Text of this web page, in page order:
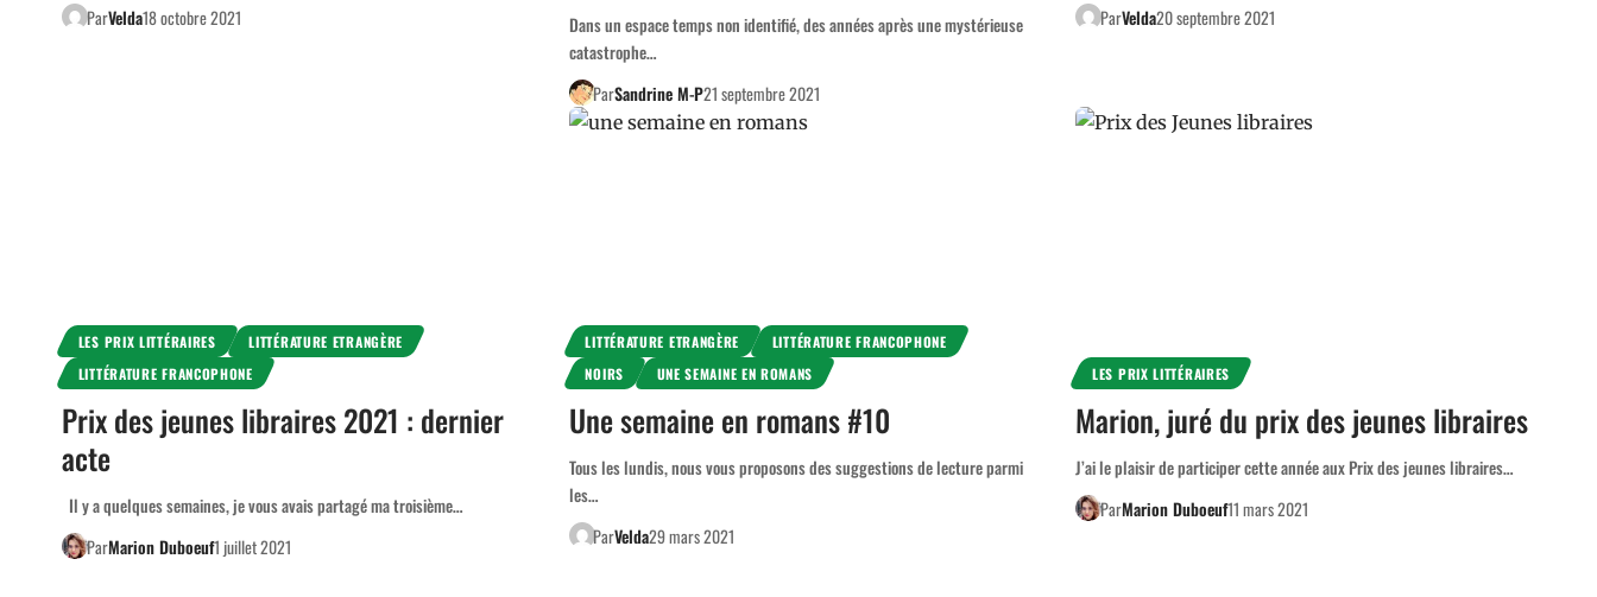
ParVelda18 octobre 2021
Dans un espace temps non identifié, des années après une mystérieuse
catastrophe…
ParSandrine M-P21 septembre 2021
ParVelda20 septembre 2021
LES PRIX LITTÉRAIRES
LITTÉRATURE ETRANGÈRE
LITTÉRATURE FRANCOPHONE
Prix des jeunes libraires 2021 : dernier
acte
Il y a quelques semaines, je vous avais partagé ma troisième…
ParMarion Duboeuf1 juillet 2021
LITTÉRATURE ETRANGÈRE
LITTÉRATURE FRANCOPHONE
NOIRS
UNE SEMAINE EN ROMANS
Une semaine en romans #10
Tous les lundis, nous vous proposons des suggestions de lecture parmi
les…
ParVelda29 mars 2021
LES PRIX LITTÉRAIRES
Marion, juré du prix des jeunes libraires
J’ai le plaisir de participer cette année aux Prix des jeunes libraires…
ParMarion Duboeuf11 mars 2021